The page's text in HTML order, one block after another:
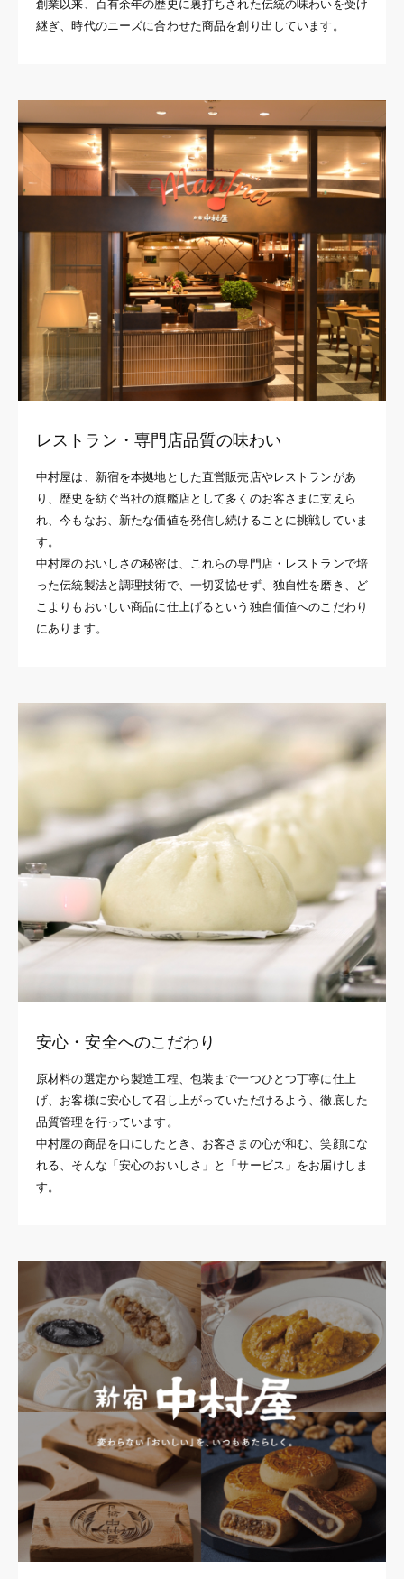
創業以来、百有余年の歴史に裏打ちされた伝統の味わいを受け
継ぎ、時代のニーズに合わせた商品を創り出しています。
レストラン・専門店品質の味わい
中村屋は、新宿を本拠地とした直営販売店やレストランがあ
り、歴史を紡ぐ当社の旗艦店として多くのお客さまに支えら
れ、今もなお、新たな価値を発信し続けることに挑戦していま
す。
中村屋のおいしさの秘密は、これらの専門店・レストランで培
った伝統製法と調理技術で、一切妥協せず、独自性を磨き、ど
こよりもおいしい商品に仕上げるという独自価値へのこだわり
にあります。
安心・安全へのこだわり
原材料の選定から製造工程、包装まで一つひとつ丁寧に仕上
げ、お客様に安心して召し上がっていただけるよう、徹底した
品質管理を行っています。
中村屋の商品を口にしたとき、お客さまの心が和む、笑顔にな
れる、そんな「安心のおいしさ」と「サービス」をお届けしま
す。